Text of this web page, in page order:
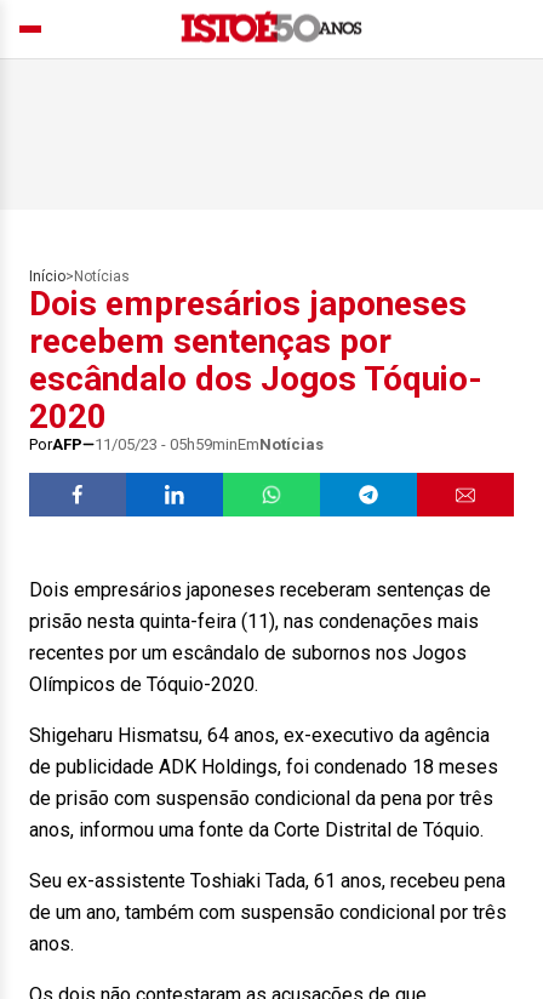
Início> Notícias
Dois empresários japoneses
recebem sentenças por
escândalo dos Jogos Tóquio-
2020
PorAFP 11/05/23 - 05h59minEmNotícias
Dois empresários japoneses receberam sentenças de
prisão nesta quinta-feira (11), nas condenações mais
recentes por um escândalo de subornos nos Jogos
Olímpicos de Tóquio-2020.
Shigeharu Hismatsu, 64 anos, ex-executivo da agência
de publicidade ADK Holdings, foi condenado 18 meses
de prisão com suspensão condicional da pena por três
anos, informou uma fonte da Corte Distrital de Tóquio.
Seu ex-assistente Toshiaki Tada, 61 anos, recebeu pena
de um ano, também com suspensão condicional por três
anos.